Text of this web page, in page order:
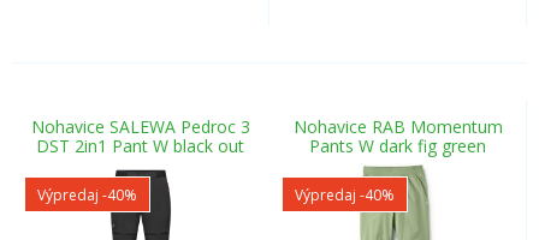
Nohavice SALEWA Pedroc 3
DST 2in1 Pant W black out
Výpredaj -40%
Nohavice RAB Momentum
Pants W dark fig green
Výpredaj -40%